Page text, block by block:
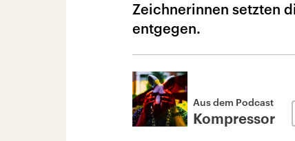
Zeichnerinnen setzten
entgegen.
Aus dem Podcast
Kompressor